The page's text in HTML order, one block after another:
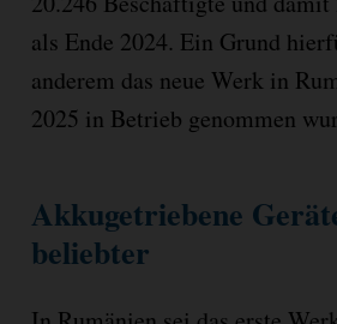
als Ende 2024. Ein Grund
anderem das neue Werk in
2025 in Betrieb genommen
Akkugetriebene
beliebter